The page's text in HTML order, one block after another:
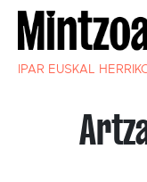
IPAR EUSKAL